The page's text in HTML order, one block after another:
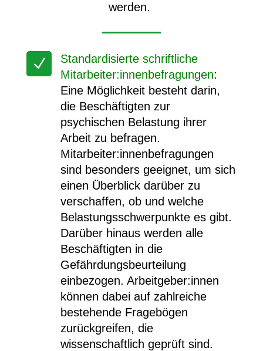
werden.
N
Standardisierte schriftliche
Mitarbeiter:innenbefragungen:
Eine Möglichkeit besteht darin,
die Beschäftigten zur
psychischen Belastung ihrer
Arbeit zu befragen.
Mitarbeiter:innenbefragungen
sind besonders geeignet, um sich
einen Überblick darüber zu
verschaffen, ob und welche
Belastungsschwerpunkte es gibt.
Darüber hinaus werden alle
Beschäftigten in die
Gefährdungsbeurteilung
einbezogen. Arbeitgeber:innen
können dabei auf zahlreiche
bestehende Fragebögen
zurückgreifen, die
wissenschaftlich geprüft sind.